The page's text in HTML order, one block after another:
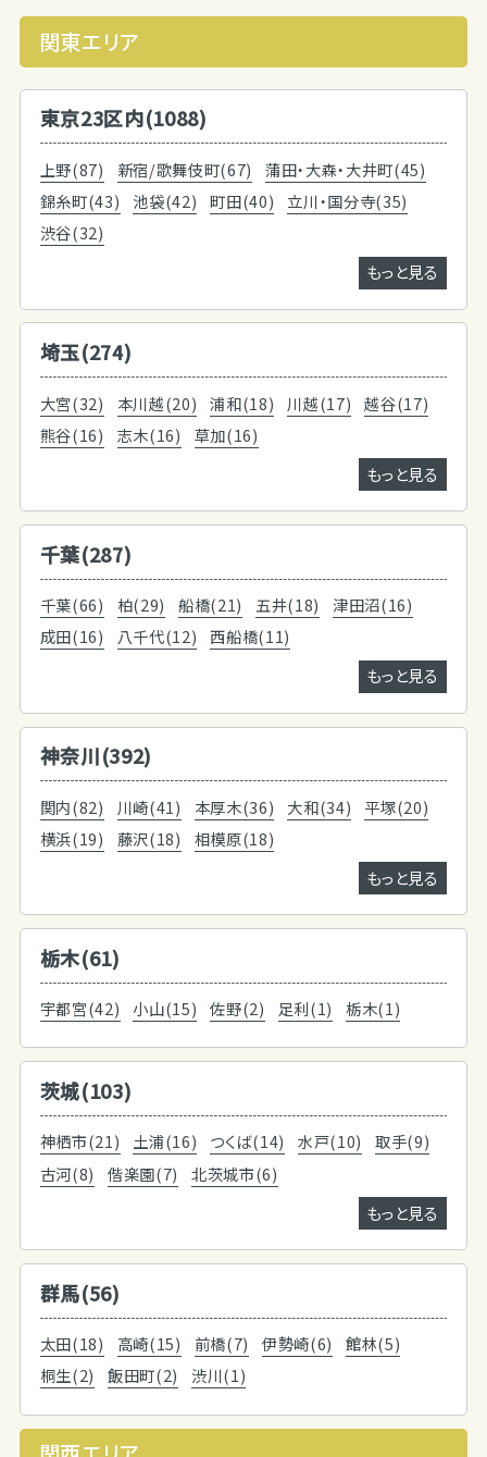
関東エリア
東京23区内(1088)
上野(87) 新宿/歌舞伎町(67)
蒲田・大森・大井町(45)
錦糸町(43)
池袋(42) 町田(40)
立川・国分寺(35)
渋谷(32)
もっと見る
埼玉(274)
大宮(32) 本川越(20) 浦和(18) 川越(17)
越谷(17)
熊谷(16)
志木(16)
草加(16)
もっと見る
千葉(287)
千葉(66) 柏(29) 船橋(21) 五井(18)
津田沼(16)
成田(16)
八千代(12)
西船橋(11)
もっと見る
神奈川(392)
関内(82) 川崎(41) 本厚木(36) 大和(34)
平塚(20)
横浜(19)
藤沢(18)
相模原(18)
もっと見る
栃木(61)
宇都宮(42) 小山(15) 佐野(2) 足利(1) 栃木(1)
茨城(103)
神栖市(21) 土浦(16) つくば(14) 水戸(10)
取手(9)
古河(8)
偕楽園(7)
北茨城市(6)
もっと見る
群馬(56)
太田(18) 高崎(15) 前橋(7) 伊勢崎(6)
館林(5)
桐生(2)
飯田町(2) 渋川(1)